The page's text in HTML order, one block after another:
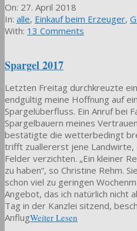
2018-
04-
27
On: 27. April 2018
In: alle, Einkauf beim Erzeuger,
With: 13 Comments
Spargel 2017
Letzten Freitag durchkreuzte
endgültig meine Hoffnung auf
Spargelüberfluss. Ein Anruf bei
Spargelbauern meines
bestätigte die wetterbedingt
trifft zuallererst jene Landwirte,
Felder verzichten. „Ein kleiner
zu haben“, so Christine Rehm.
schon viel zu geringen
Angebot, das ich natürlich nicht
Tag in der Kanzlei sitzend,
AnflugWeiter Lesen